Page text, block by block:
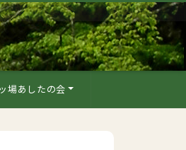
場あしたの会